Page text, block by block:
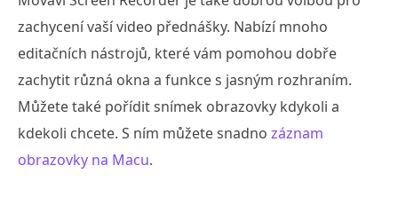
zachycení vaší video přednášky. Nabízí mnoho
editačních nástrojů, které vám pomohou dobře
zachytit různá okna a funkce s jasným rozhraním.
Můžete také pořídit snímek obrazovky kdykoli a
kdekoli chcete. S ním můžete snadno záznam
obrazovky na Macu.